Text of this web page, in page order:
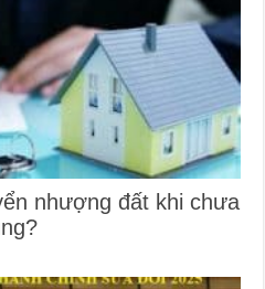
nhượng đất khi chưa